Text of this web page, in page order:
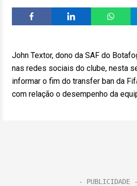
John Textor, dono da SAF do
nas redes sociais do clube, nesta
informar o fim do transfer ban da
com relação o desempenho da